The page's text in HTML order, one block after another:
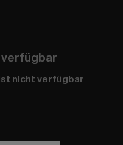
nicht verfügbar